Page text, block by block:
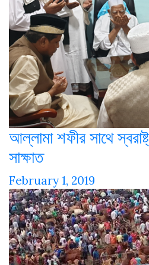
আল্লামা শফীর সাথে
সাক্ষাত
February 1, 2019